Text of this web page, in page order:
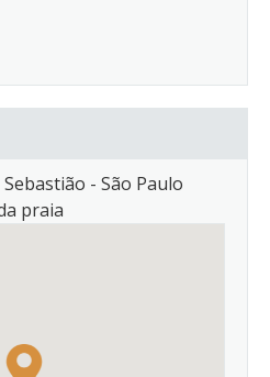
- São Paulo
praia